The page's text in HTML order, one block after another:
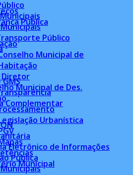
Pública
Municipal de
Diretor
Municipal de Des.
Urbanística
Municipal
Público
Complementar
Eletrônico de Informações
Pública